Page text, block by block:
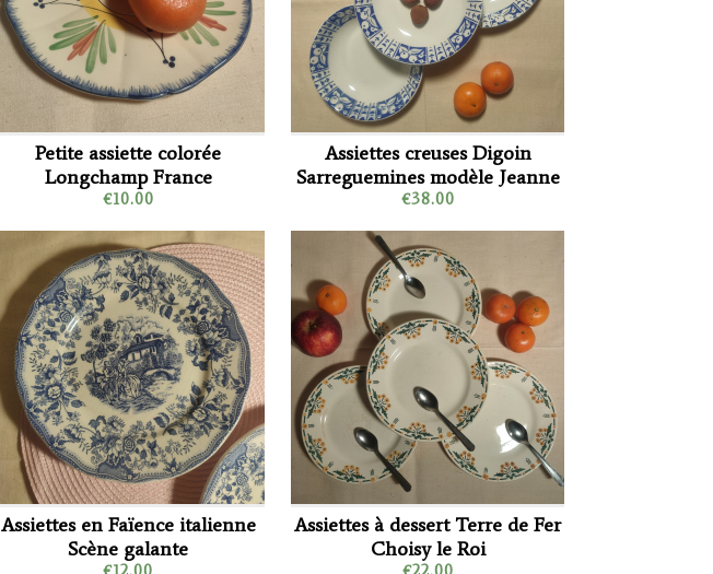
Petite assiette colorée
Longchamp France
€10.00
Assiettes creuses Digoin
Sarreguemines modèle Jeanne
€38.00
Assiettes en Faïence italienne
Scène galante
Assiettes à dessert Terre de Fer
Choisy le Roi